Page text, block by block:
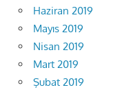
Haziran 2019
Mayıs 2019
Nisan 2019
Mart 2019
Şubat 2019